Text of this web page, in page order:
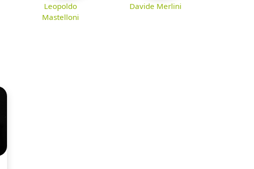
Leopoldo
Mastelloni
Davide Merlini